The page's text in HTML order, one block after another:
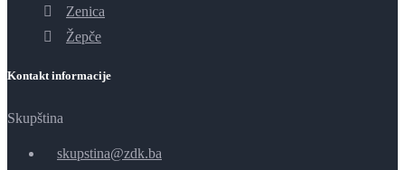
Zenica
Žepče
Kontakt informacije
Skupština
skupstina@zdk.ba